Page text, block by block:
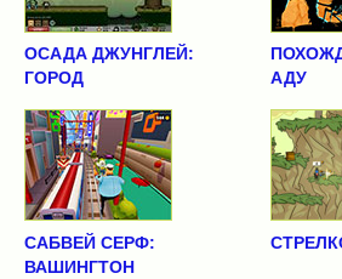
ОСАДА ДЖУНГЛЕЙ:
ГОРОД
АДУ
САБВЕЙ СЕРФ:
ВАШИНГТОН